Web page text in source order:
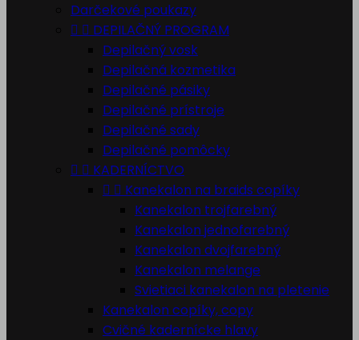
Darčekové poukazy
  DEPILAČNÝ PROGRAM
Depilačný vosk
Depilačná kozmetika
Depilačné pásiky
Depilačné prístroje
Depilačné sady
Depilačné pomôcky
  KADERNÍCTVO
  Kanekalon na braids copíky
Kanekalon trojfarebný
Kanekalon jednofarebný
Kanekalon dvojfarebný
Kanekalon melange
Svietiaci kanekalon na pletenie
Kanekalon copíky, copy
Cvičné kadernícke hlavy